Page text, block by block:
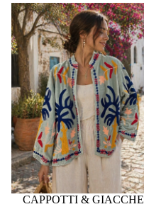
CAPPOTTI & GIACCHE
CAPPOTTI & GIACCHE